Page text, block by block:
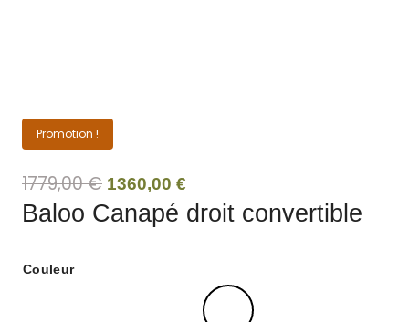
Promotion !
1779,00€ Le
prix
1360,00 €
prix
1360,00 €.
Baloo Canapé droit convertible
Couleur